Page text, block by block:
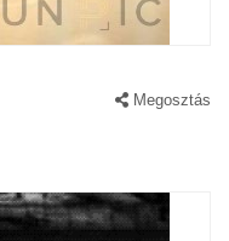
Megosztás